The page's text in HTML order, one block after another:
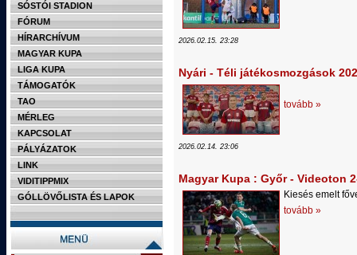
SÓSTÓI STADION
FÓRUM
HÍRARCHÍVUM
MAGYAR KUPA
LIGA KUPA
TÁMOGATÓK
TAO
MÉRLEG
KAPCSOLAT
PÁLYÁZATOK
LINK
VIDITIPPMIX
GÓLLÖVŐLISTA ÉS LAPOK
2026.02.15. 23:28
Nyári - Téli játékosmozgások
tovább »
2026.02.14. 23:06
Magyar Kupa : Győr - Videoton
Kiesés emelt
tovább »